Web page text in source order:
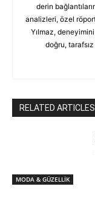
derin
analizleri, özel
Yılmaz,
doğru,
RELATED ARTICLES
MODA & GÜZELLİK